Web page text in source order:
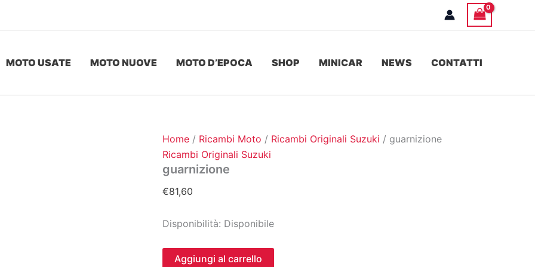
MOTO USATE MOTO NUOVE MOTO D’EPOCA SHOP MINICAR NEWS CONTATTI
Home / Ricambi Moto / Ricambi Originali Suzuki / guarnizione
Ricambi Originali Suzuki
guarnizione
€81,60
Disponibilità: Disponibile
guarnizione
quantità
Aggiungi al carrello